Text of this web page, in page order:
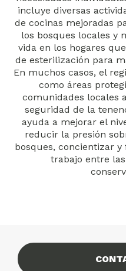
incluye diversas
de cocinas mejoradas
los bosques locales y
vida en los hogares
de esterilización para
En muchos casos, el
como áreas
comunidades locales
seguridad de la
ayuda a mejorar el
reducir la presión
bosques, concientizar
trabajo entre